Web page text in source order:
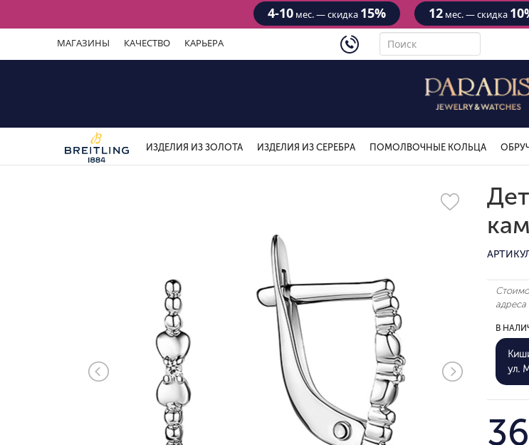
4-10мес. — скидка 15% 12мес. — скидка
МАГАЗИНЫ КАЧЕСТВО КАРЬЕРА 4434
ИЗДЕЛИЯ ИЗ ЗОЛОТА ИЗДЕЛИЯ ИЗ СЕРЕБРА ПОМОЛВОЧНЫЕ КОЛЬЦА
адреса
В
ул.